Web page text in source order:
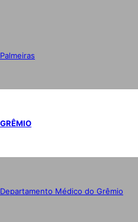
Palmeiras
GRÊMIO
Departamento Médico do Grêmio